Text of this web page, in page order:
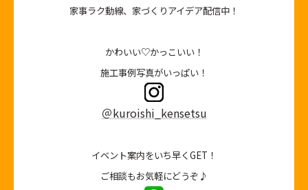
家事ラク動線、家づくりアイデア配信中！
かわいい♡かっこいい！
施工事例写真がいっぱい！
＠kuroishi_kensetsu
イベント案内をいち早くGET！
ご相談もお気軽にどうぞ♪